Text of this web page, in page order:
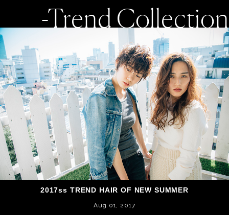
-Trend Collection
2017ss TREND HAIR OF NEW SUMMER
Aug 01, 2017